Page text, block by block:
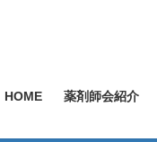
HOME 薬剤師会紹介